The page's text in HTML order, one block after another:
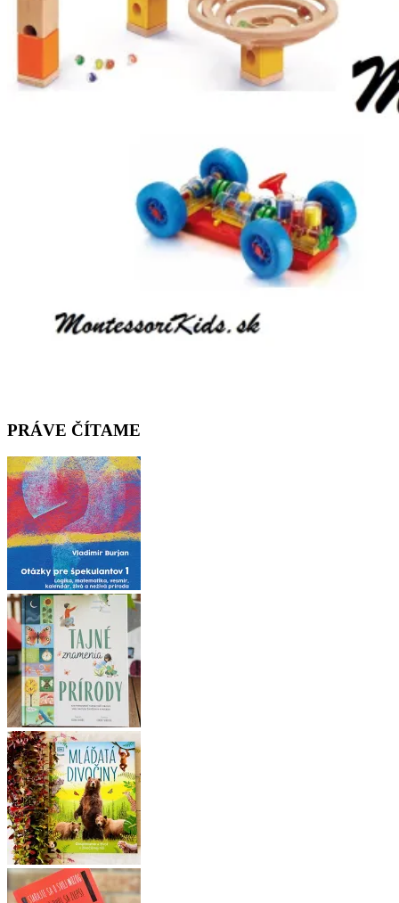
PRÁVE ČÍTAME